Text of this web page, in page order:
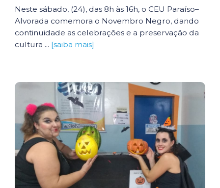
Neste sábado, (24), das 8h às 16h, o CEU Paraíso–
Alvorada comemora o Novembro Negro, dando
continuidade as celebrações e a preservação da
cultura ... [saiba mais]